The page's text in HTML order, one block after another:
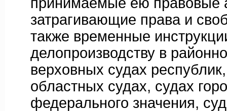
затрагивающие права и
также временные
делопроизводству в
верховных судах
областных судах, судах
федерального значения,